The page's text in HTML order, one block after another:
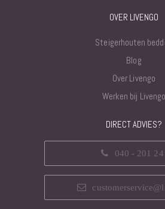
OVER LIVENGO
Steigerhouten
Blog
Over Livengo
Werken bij Livengo
DIRECT ADVIES?
040 - 201 24